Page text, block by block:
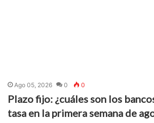
Ago 05, 2026 0 0
Plazo fijo: ¿cuáles son los
tasa en la primera semana de